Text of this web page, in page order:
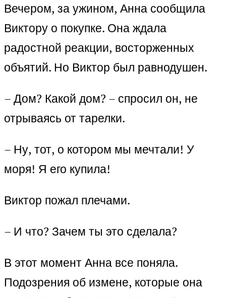
Вечером, за ужином, Анна сообщила
Виктору о покупке. Она ждала
радостной реакции, восторженных
объятий. Но Виктор был равнодушен.
– Дом? Какой дом? – спросил он, не
отрываясь от тарелки.
– Ну, тот, о котором мы мечтали! У
моря! Я его купила!
Виктор пожал плечами.
– И что? Зачем ты это сделала?
В этот момент Анна все поняла.
Подозрения об измене, которые она